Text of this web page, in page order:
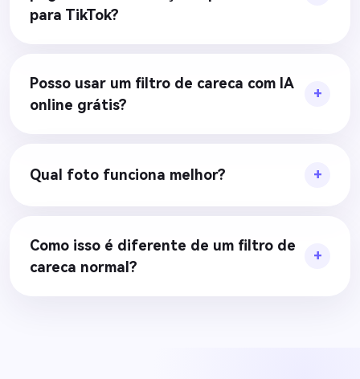
para TikTok?
Posso usar um filtro de careca com IA
online grátis?
Qual foto funciona melhor?
Como isso é diferente de um filtro de
careca normal?